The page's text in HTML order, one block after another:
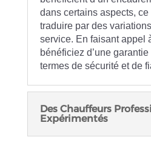
dans certains aspects,
traduire par des
service. En faisant appel
bénéficiez d’une
termes de sécurité et de
Des Chauffeurs
Expérimentés